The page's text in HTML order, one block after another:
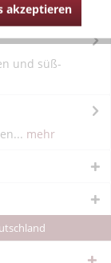
und süß-
mehr
akzeptieren